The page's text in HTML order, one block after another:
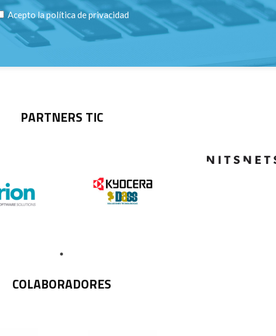
Acepto lapolítica de privacidad
PARTNERS TIC
COLABORADORES